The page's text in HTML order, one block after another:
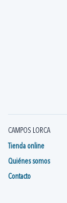
CAMPOS LORCA
Tienda online
Quiénes somos
Contacto